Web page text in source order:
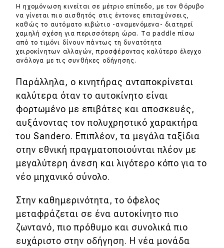
Η ηχομόνωση κινείται σε μέτριο επίπεδο, με τον θόρυβο
να γίνεται πιο αισθητός στις έντονες επιταχύνσεις,
καθώς το αυτόματο κιβώτιο -αναμενόμενα- διατηρεί
χαμηλή σχέση για περισσότερη ώρα. Τα paddle πίσω
από το τιμόνι δίνουν πάντως τη δυνατότητα
χειροκίνητων αλλαγών, προσφέροντας καλύτερο έλεγχο
ανάλογα με τις συνθήκες οδήγησης.
Παράλληλα, ο κινητήρας ανταποκρίνεται
καλύτερα όταν το αυτοκίνητο είναι
φορτωμένο με επιβάτες και αποσκευές,
αυξάνοντας τον πολυχρηστικό χαρακτήρα
του Sandero. Επιπλέον, τα μεγάλα ταξίδια
στην εθνική πραγματοποιούνται πλέον με
μεγαλύτερη άνεση και λιγότερο κόπο για το
νέο μηχανικό σύνολο.
Στην καθημερινότητα, το όφελος
μεταφράζεται σε ένα αυτοκίνητο πιο
ζωντανό, πιο πρόθυμο και συνολικά πιο
ευχάριστο στην οδήγηση. Η νέα μονάδα